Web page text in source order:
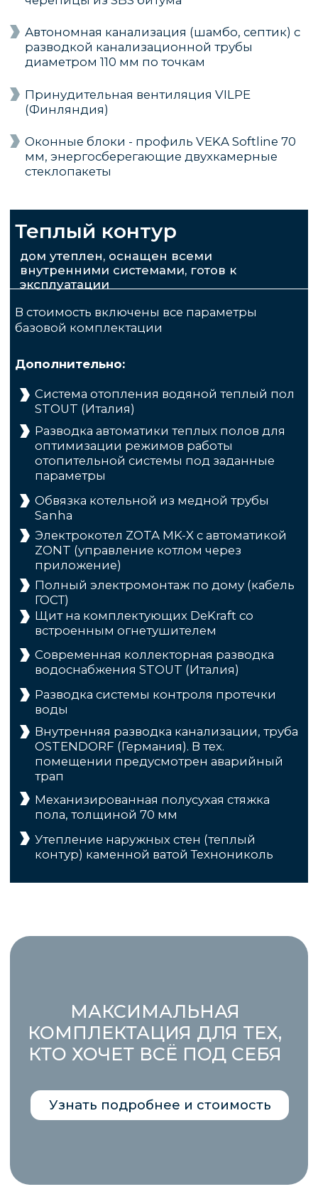
ВНИМАТЕЛЬНО
СЛЕДИМ ЗА КАЖДЫМ
ЭТАПОМ СТРОЙКИ
Самостоятельно
Выполняем все работы, без
привлечения сторонних организаций
Держим в курсе
Даем подробную смету, делаем
фотоотчеты
Берем на себя
Всю коммуникацию с банками,
работаем с эскроу-счетами
лучших поставщиков
Надежных стройматериалов и
инженерных систем европейского
строительства, выбирать материалы,
контролировать поставки, решать проблемы
на стройплощадке - все это делаем мы
1
2
4
ГАРАНТИРУЕМ
РЕЗУЛЬТАТ
Мы строим здания любой этажности и площади,
реализуем самые сложные проекты.
Консультация и расчет
стоимости
Никакого спама и навязчивости — только по делу,
Отправить
sk-kit.khv@mail.ru
Заказать звонок